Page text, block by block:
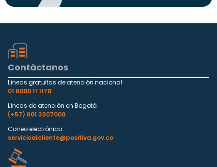
Contáctanos
Líneas gratuitas de atención nacional
01 8000 11 1170
Líneas de atención en Bogotá
(+57) 601 3307000
Correo electrónico
servicioalcliente@positiva.gov.co